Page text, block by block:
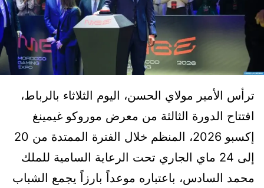
ترأس الأمير مولاي الحسن، اليوم الثلاثاء بالرباط،
افتتاح الدورة الثالثة من معرض موروكو غيمينغ
إكسبو 2026، المنظم خلال الفترة الممتدة من 20
إلى 24 ماي الجاري تحت الرعاية السامية للملك
محمد السادس، باعتباره موعداً بارزاً يجمع الشباب